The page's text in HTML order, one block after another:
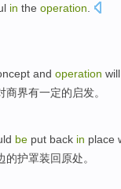
in the operation
and operation will
商界有一定的启发。
be put back in place
的护罩装回原处。